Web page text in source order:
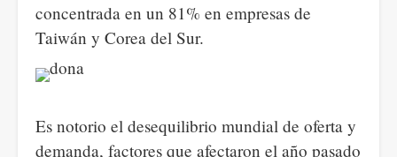
concentrada en un 81% en empresas de
Taiwán y Corea del Sur.
Es notorio el desequilibrio mundial de oferta y
demanda, factores que afectaron el año pasado